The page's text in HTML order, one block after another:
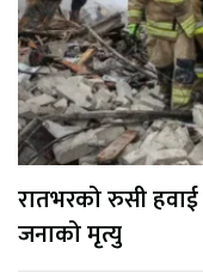
रातभरको रुसी हवाई
जनाको मृत्यु